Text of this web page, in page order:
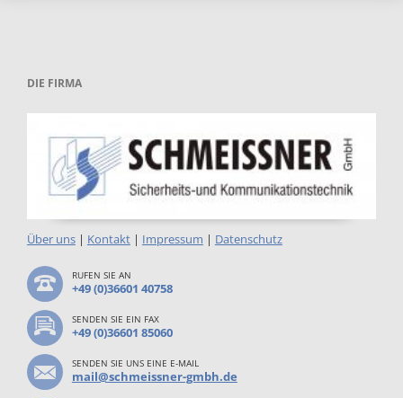
DIE FIRMA
Über uns| Kontakt| Impressum | Datenschutz
RUFEN SIE AN
+49 (0)36601 40758
SENDEN SIE EIN FAX
+49 (0)36601 85060
SENDEN SIE UNS EINE E-MAIL
mail@schmeissner-gmbh.de